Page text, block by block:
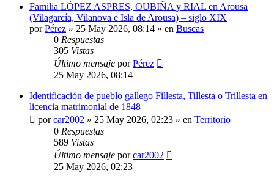
Familia LÓPEZ ASPRES, OUBIÑA y RIAL en Arousa
(Vilagarcía, Vilanova e Isla de Arousa) – siglo XIX
porPérez » 25 May 2026, 08:14 » en Buscas
0 Respuestas
305 Vistas
Último mensaje porPérez
25 May 2026, 08:14
Identificación de pueblo gallego Fillesta, Tillesta o Trillesta en
licencia matrimonial de 1848
porcar2002 » 25 May 2026, 02:23 » en Territorio
0 Respuestas
589 Vistas
Último mensaje porcar2002
25 May 2026, 02:23